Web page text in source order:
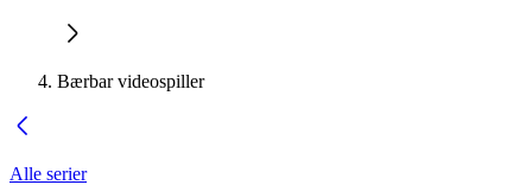
Bærbar videospiller
Alle serier